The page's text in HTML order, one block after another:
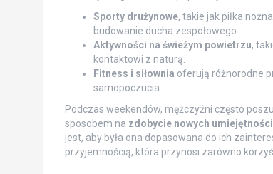
Sporty drużynowe, takie jak piłka
budowanie ducha zespołowego.
Aktywności na świeżym powietrzu,
kontaktowi z naturą.
Fitness i siłownia oferują różnorodne
samopoczucia.
Podczas weekendów, mężczyźni często
sposobem na zdobycie nowych umiejętności
jest, aby była ona dopasowana do ich
przyjemnością, która przynosi zarówno